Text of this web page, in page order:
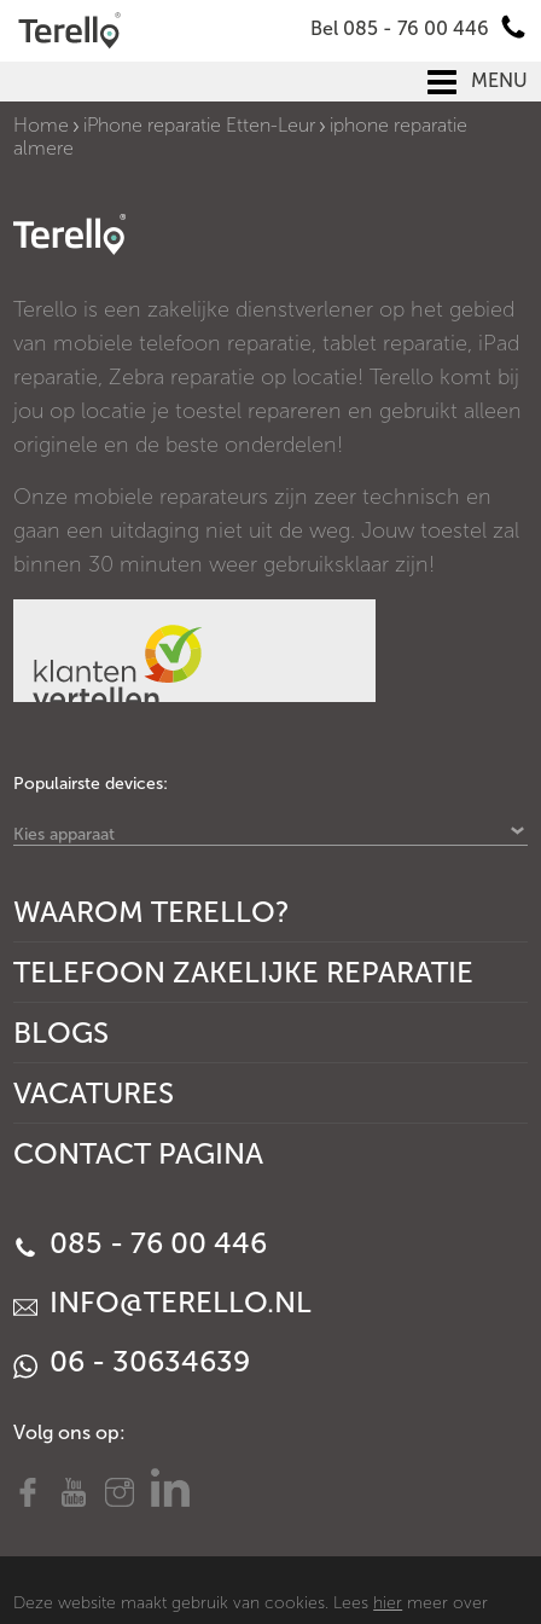
Bel 085 - 76 00 446
MENU
Home
iPhone reparatie Etten-Leur
iphone reparatie
almere
Terello is een zakelijke dienstverlener op het gebied
van mobiele telefoon reparatie, tablet reparatie, iPad
reparatie, Zebra reparatie op locatie! Terello komt bij
jou op locatie je toestel repareren en gebruikt alleen
originele en de beste onderdelen!
Onze mobiele reparateurs zijn zeer technisch en
gaan een uitdaging niet uit de weg. Jouw toestel zal
binnen 30 minuten weer gebruiksklaar zijn!
Populairste devices:
Kies apparaat
WAAROM TERELLO?
TELEFOON ZAKELIJKE REPARATIE
BLOGS
VACATURES
CONTACT PAGINA
085 - 76 00 446
INFO@TERELLO.NL
06 - 30634639
Volg ons op:
Deze website maakt gebruik van cookies. Lees hier meer over